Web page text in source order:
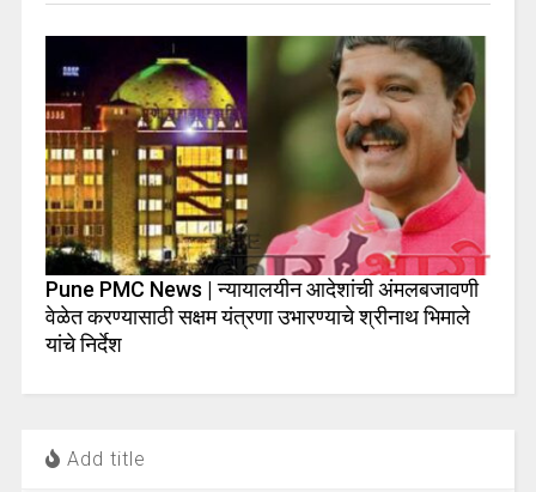
Pune PMC News | न्यायालयीन आदेशांची अंमलबजावणी
वेळेत करण्यासाठी सक्षम यंत्रणा उभारण्याचे श्रीनाथ भिमाले
यांचे निर्देश
Add title